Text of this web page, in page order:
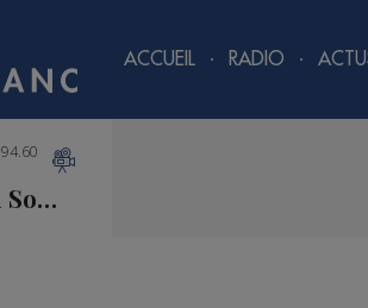
ACCUEIL RADIO
La Musique au Sommet
94.60